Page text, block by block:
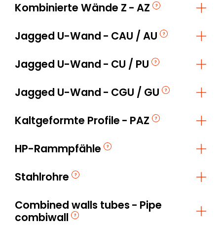
Kombinierte Wände Z
AZ
Jagged U-Wand
CAU / AU
Jagged U-Wand
CU / PU
Jagged U-Wand
CGU / GU
Kaltgeformte Profile
PAZ
HP-Rammpfähle
Stahlrohre
Combined walls tubes
Pipe
combiwall